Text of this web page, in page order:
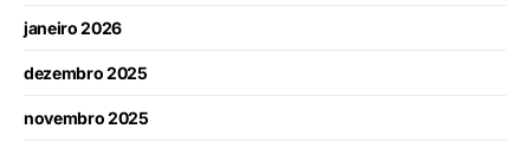
janeiro 2026
dezembro 2025
novembro 2025